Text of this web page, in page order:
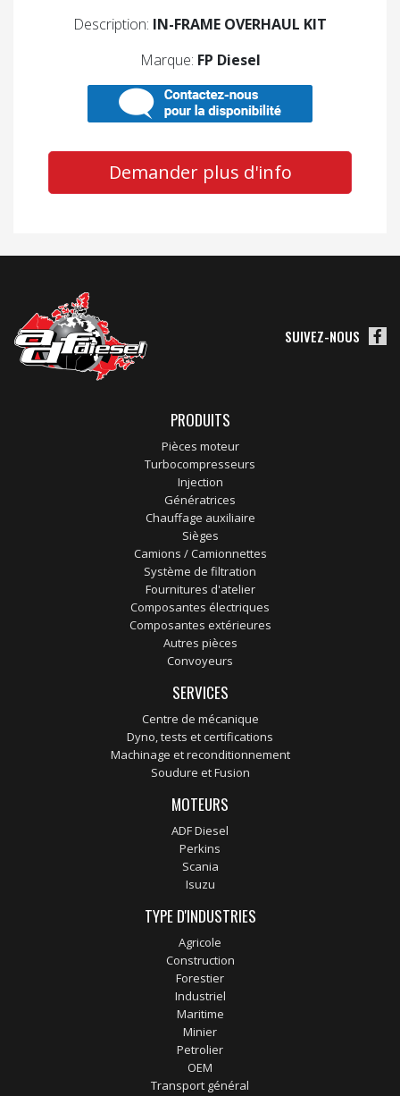
Description: IN-FRAME OVERHAUL KIT
Marque: FP Diesel
Demander plus d'info
SUIVEZ-NOUS
PRODUITS
Pièces moteur
Turbocompresseurs
Injection
Génératrices
Chauffage auxiliaire
Sièges
Camions / Camionnettes
Système de filtration
Fournitures d'atelier
Composantes électriques
Composantes extérieures
Autres pièces
Convoyeurs
SERVICES
Centre de mécanique
Dyno, tests et certifications
Machinage et reconditionnement
Soudure et Fusion
MOTEURS
ADF Diesel
Perkins
Scania
Isuzu
TYPE D'INDUSTRIES
Agricole
Construction
Forestier
Industriel
Maritime
Minier
Petrolier
OEM
Transport général